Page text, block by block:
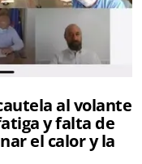
al volante
y falta de
el calor y la